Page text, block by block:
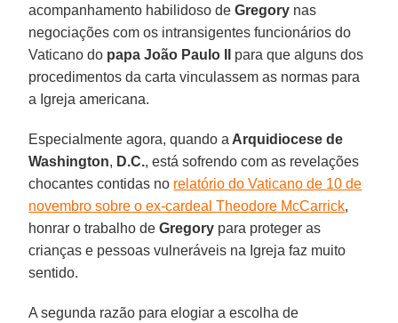
acompanhamento habilidoso deGregory nas
negociações com os intransigentes funcionários do
Vaticano do papa João Paulo II
para que alguns dos
procedimentos da carta vinculassem as normas para
a Igreja americana.
Especialmente agora, quando a Arquidiocese de
Washington, D.C., está sofrendo com as revelações
chocantes contidas no relatório do Vaticano de 10 de
novembro sobre o ex-cardeal Theodore McCarrick,
honrar o trabalho deGregory para proteger as
crianças e pessoas vulneráveis na Igreja faz muito
sentido.
A segunda razão para elogiar a escolha de